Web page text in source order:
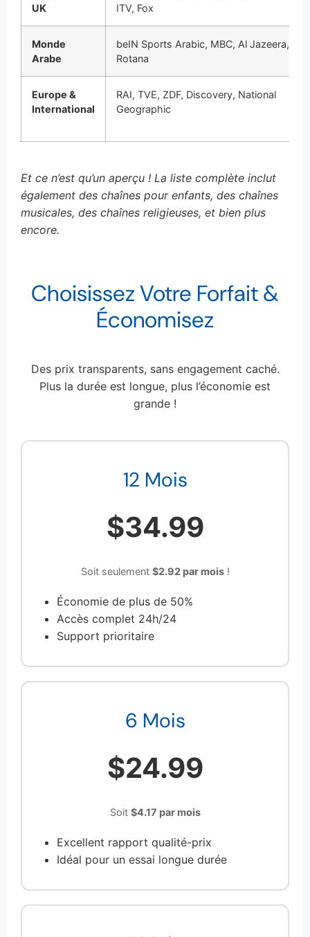
UK
ITV, Fox
Monde
Arabe
beIN Sports Arabic, MBC, Al Jazeera,
Rotana
Europe &
International
RAI, TVE, ZDF, Discovery, National
Geographic
Et ce n’est qu’un aperçu ! La liste complète inclut
également des chaînes pour enfants, des chaînes
musicales, des chaînes religieuses, et bien plus
encore.
Choisissez Votre Forfait &
Économisez
Des prix transparents, sans engagement caché.
Plus la durée est longue, plus l’économie est
grande !
12 Mois
$34.99
Soit seulement $2.92 par mois!
Économie de plus de 50%
Accès complet 24h/24
Support prioritaire
6 Mois
$24.99
Soit $4.17 par mois
Excellent rapport qualité-prix
Idéal pour un essai longue durée